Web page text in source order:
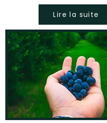
Lire la suite